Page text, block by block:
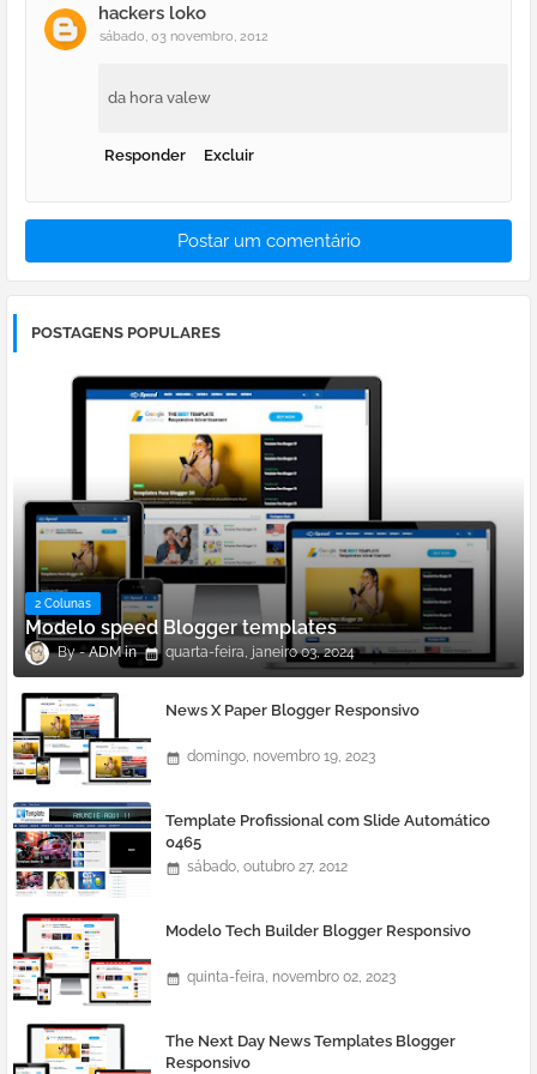
hackers loko
sábado, 03 novembro, 2012
da hora valew
Responder Excluir
Postar um comentário
POSTAGENS POPULARES
2 Colunas
Modelo speed Blogger templates
ADM quarta-feira, janeiro 03, 2024
News X Paper Blogger Responsivo
domingo, novembro 19, 2023
Template Profissional com Slide Automático
0465
sábado, outubro 27, 2012
Modelo Tech Builder Blogger Responsivo
quinta-feira, novembro 02, 2023
The Next Day News Templates Blogger
Responsivo